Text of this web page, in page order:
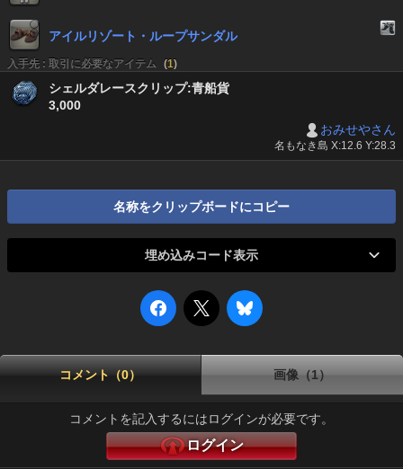
アイルリゾート・ループサンダル
入手先 : 取引に必要なアイテム (1)
シェルダレースクリップ:青船貨
3,000
おみせやさん
名もなき島 X:12.6 Y:28.3
名称をクリップボードにコピー
埋め込みコード表示
コメント（0） 画像（1）
コメントを記入するにはログインが必要です。
ログイン